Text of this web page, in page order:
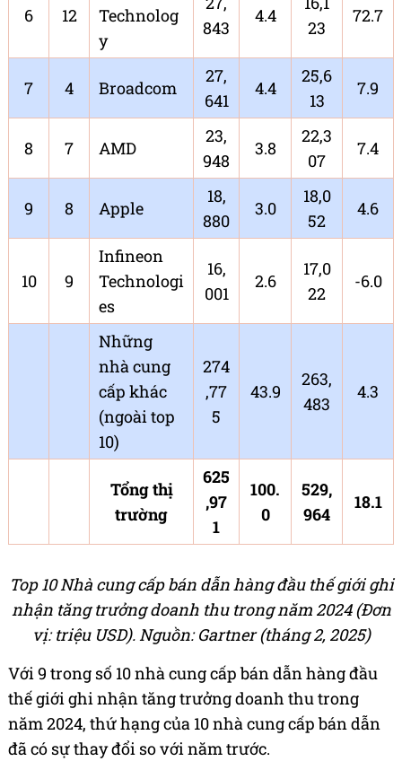
6 12
Technolog
y
843
4.4
23
72.7
7 4 Broadcom
27,
641
4.4
25,6
13
7.9
8 7 AMD
23,
948
3.8
22,3
07
7.4
9 8 Apple
18,
880
3.0
18,0
52
4.6
10 9
Infineon
Technologi
es
16,
001
2.6
17,0
22
-6.0
Những
nhà cung
cấp khác
(ngoài top
10)
274
,77
5
43.9
263,
483
4.3
Tổng thị
trường
625
,97
1
100.
0
529,
964
18.1
Top 10 Nhà cung cấp bán dẫn hàng đầu thế giới ghi
nhận tăng trưởng doanh thu trong năm 2024 (Đơn
vị: triệu USD). Nguồn: Gartner (tháng 2, 2025)
Với 9 trong số 10 nhà cung cấp bán dẫn hàng đầu
thế giới ghi nhận tăng trưởng doanh thu trong
năm 2024, thứ hạng của 10 nhà cung cấp bán dẫn
đã có sự thay đổi so với năm trước.